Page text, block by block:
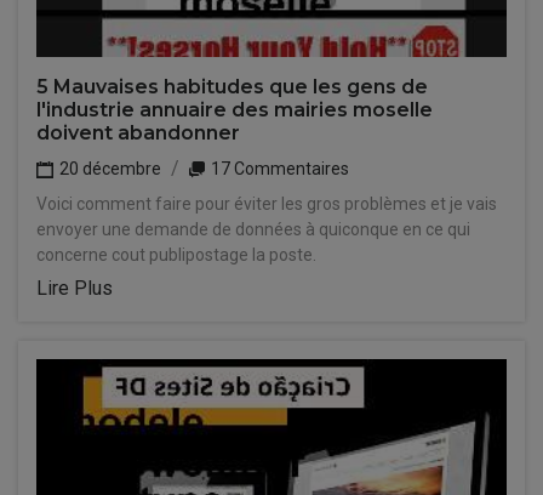
5 Mauvaises habitudes que les gens de
l'industrie annuaire des mairies moselle
doivent abandonner
20 décembre
17 Commentaires
Voici comment faire pour éviter les gros problèmes et je vais
envoyer une demande de données à quiconque en ce qui
concerne cout publipostage la poste.
Lire Plus